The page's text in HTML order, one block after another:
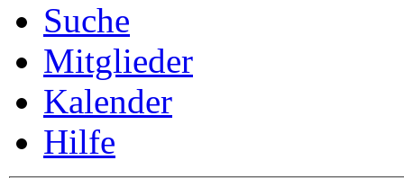
Suche
Mitglieder
Kalender
Hilfe